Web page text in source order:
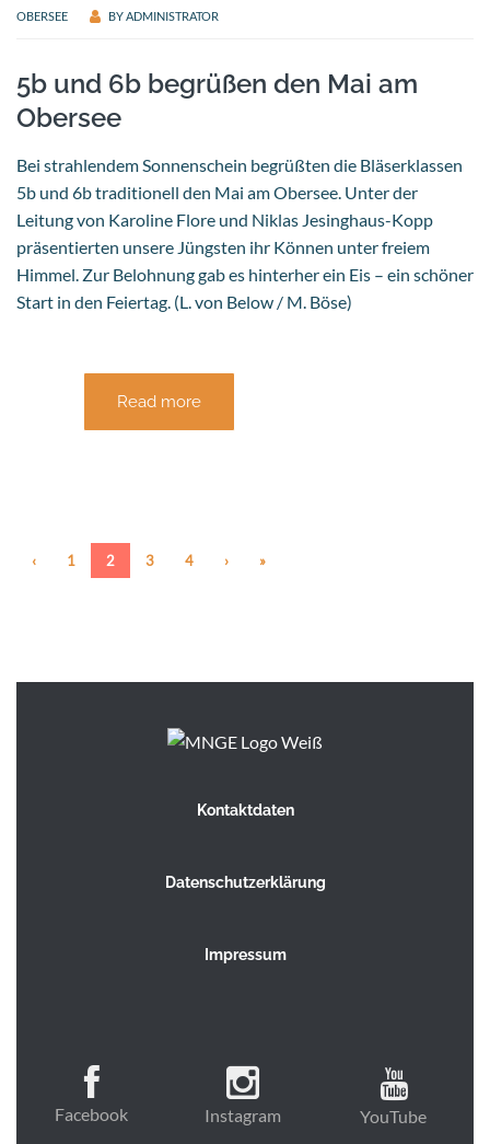
OBERSEE
BYADMINISTRATOR
5b und 6b begrüßen den Mai am
Obersee
Bei strahlendem Sonnenschein begrüßten die Bläserklassen
5b und 6b traditionell den Mai am Obersee. Unter der
Leitung von Karoline Flore und Niklas Jesinghaus-Kopp
präsentierten unsere Jüngsten ihr Können unter freiem
Himmel. Zur Belohnung gab es hinterher ein Eis – ein schöner
Start in den Feiertag. (L. von Below / M. Böse)
Read more
‹ 1 2 3 4 › »
Kontaktdaten
Datenschutzerklärung
Impressum
Facebook Instagram YouTube